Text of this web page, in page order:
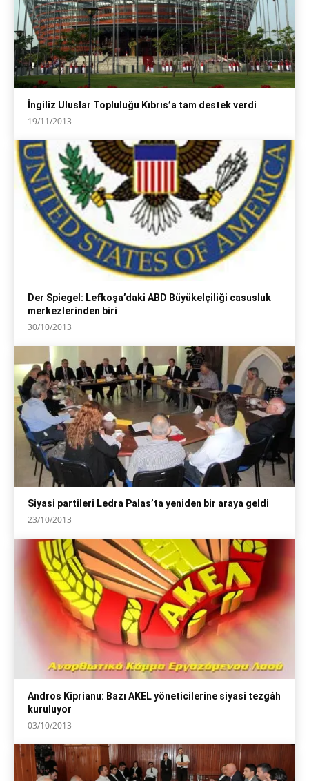
İngiliz Uluslar Topluluğu Kıbrıs’a tam destek verdi
19/11/2013
Der Spiegel: Lefkoşa’daki ABD Büyükelçiliği casusluk
merkezlerinden biri
30/10/2013
Siyasi partileri Ledra Palas’ta yeniden bir araya geldi
23/10/2013
Andros Kiprianu: Bazı AKEL yöneticilerine siyasi tezgâh
kuruluyor
03/10/2013